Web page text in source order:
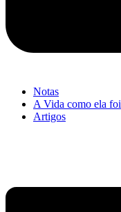
Notas
A Vida como ela foi
Artigos